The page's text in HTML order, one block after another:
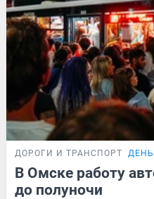
ДОРОГИ И ТРАНСПОРТ
В Омске работу
до полуночи